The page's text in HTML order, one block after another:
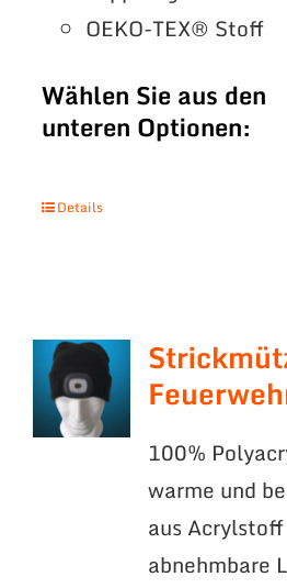
OEKO-TEX® Stoff
Wählen Sie aus den
unteren Optionen:
Details
100%
warme und
aus
abnehmbare